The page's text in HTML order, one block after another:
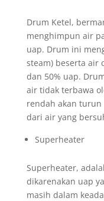
Drum Ketel,
menghimpun air
uap. Drum ini
steam) beserta air
dan 50% uap.
air tidak terbawa
rendah akan
dari air yang
Superheater
Superheater,
dikarenakan uap
masih dalam